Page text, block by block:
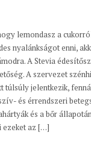
lemondasz a
nyalánkságot enni,
A Stevia
A szervezet
túlsúly jelentkezik,
és érrendszeri
és a bőr
ezeket az […]